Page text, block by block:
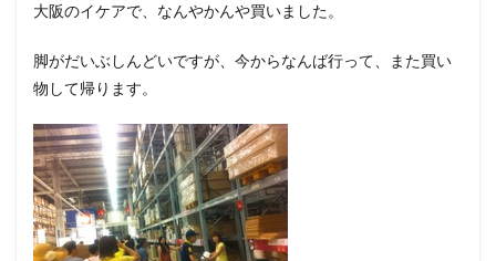
大阪のイケアで、なんやかんや買いました。
脚がだいぶしんどいですが、今からなんば行って、また買い
物して帰ります。